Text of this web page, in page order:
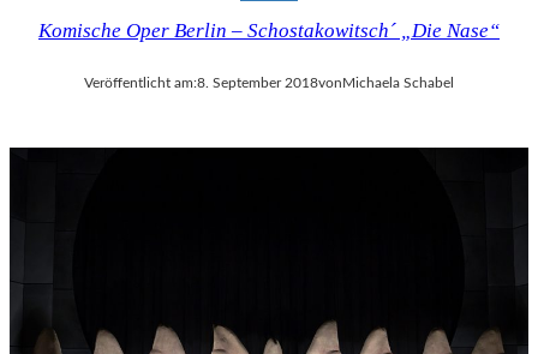
Komische Oper Berlin – Schostakowitsch´ „Die Nase“
Veröffentlicht am:8. September 2018vonMichaela Schabel